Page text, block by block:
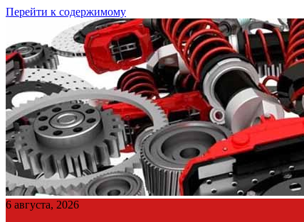
Перейти к содержимому
6 августа, 2026